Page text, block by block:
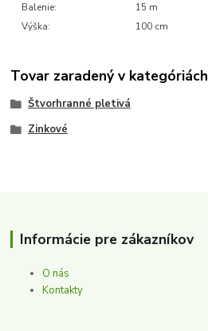
Balenie:
15 m
Výška:
100 cm
Tovar zaradený v kategóriách
Štvorhranné pletivá
Zinkové
Informácie pre zákazníkov
O nás
Kontakty